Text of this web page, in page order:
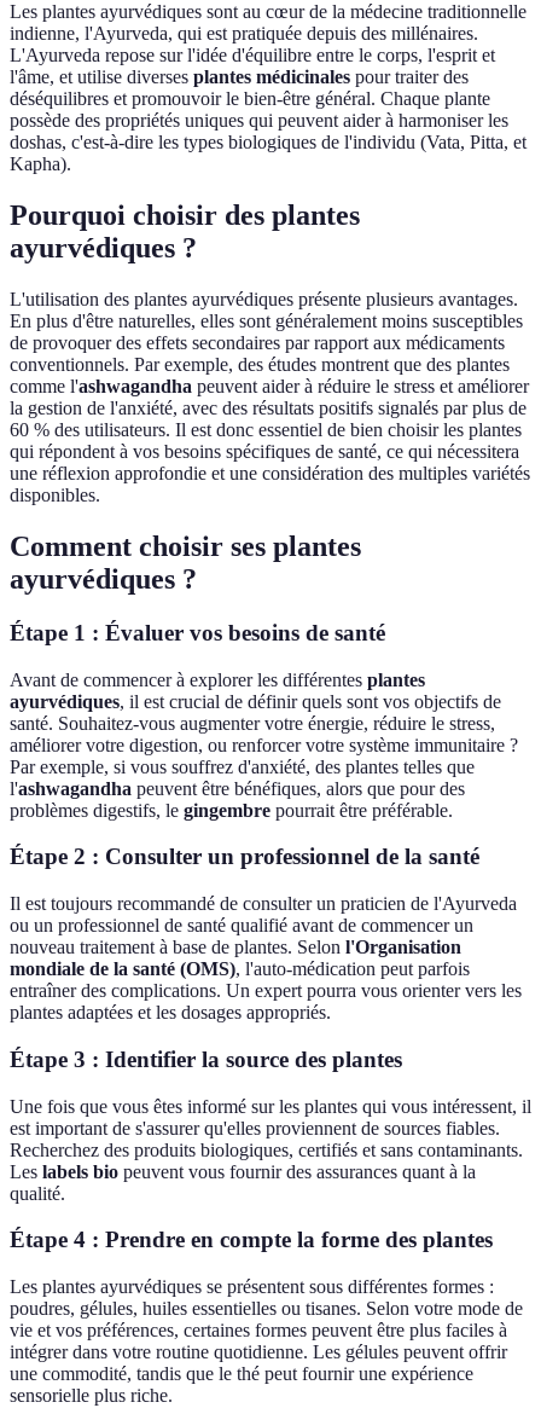
Les plantes ayurvédiques sont au cœur de la médecine traditionnelle
indienne, l'Ayurveda, qui est pratiquée depuis des millénaires.
L'Ayurveda repose sur l'idée d'équilibre entre le corps, l'esprit et
l'âme, et utilise diverses plantes médicinales pour traiter des
déséquilibres et promouvoir le bien-être général. Chaque plante
possède des propriétés uniques qui peuvent aider à harmoniser les
doshas, c'est-à-dire les types biologiques de l'individu (Vata, Pitta, et
Kapha).
Pourquoi choisir des plantes
ayurvédiques ?
L'utilisation des plantes ayurvédiques présente plusieurs avantages.
En plus d'être naturelles, elles sont généralement moins susceptibles
de provoquer des effets secondaires par rapport aux médicaments
conventionnels. Par exemple, des études montrent que des plantes
comme l'ashwagandha peuvent aider à réduire le stress et améliorer
la gestion de l'anxiété, avec des résultats positifs signalés par plus de
60 % des utilisateurs. Il est donc essentiel de bien choisir les plantes
qui répondent à vos besoins spécifiques de santé, ce qui nécessitera
une réflexion approfondie et une considération des multiples variétés
disponibles.
Comment choisir ses plantes
ayurvédiques ?
Étape 1 : Évaluer vos besoins de santé
Avant de commencer à explorer les différentes plantes
ayurvédiques, il est crucial de définir quels sont vos objectifs de
santé. Souhaitez-vous augmenter votre énergie, réduire le stress,
améliorer votre digestion, ou renforcer votre système immunitaire ?
Par exemple, si vous souffrez d'anxiété, des plantes telles que
l'ashwagandha peuvent être bénéfiques, alors que pour des
problèmes digestifs, le gingembre pourrait être préférable.
Étape 2 : Consulter un professionnel de la santé
Il est toujours recommandé de consulter un praticien de l'Ayurveda
ou un professionnel de santé qualifié avant de commencer un
nouveau traitement à base de plantes. Selon l'Organisation
mondiale de la santé (OMS), l'auto-médication peut parfois
entraîner des complications. Un expert pourra vous orienter vers les
plantes adaptées et les dosages appropriés.
Étape 3 : Identifier la source des plantes
Une fois que vous êtes informé sur les plantes qui vous intéressent, il
est important de s'assurer qu'elles proviennent de sources fiables.
Recherchez des produits biologiques, certifiés et sans contaminants.
Les labels bio peuvent vous fournir des assurances quant à la
qualité.
Étape 4 : Prendre en compte la forme des plantes
Les plantes ayurvédiques se présentent sous différentes formes :
poudres, gélules, huiles essentielles ou tisanes. Selon votre mode de
vie et vos préférences, certaines formes peuvent être plus faciles à
intégrer dans votre routine quotidienne. Les gélules peuvent offrir
une commodité, tandis que le thé peut fournir une expérience
sensorielle plus riche.